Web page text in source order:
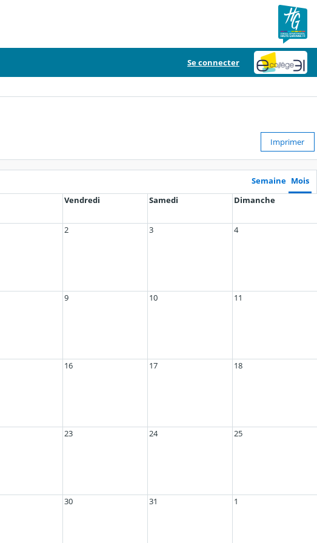
Se connecter
Imprimer
Semaine Mois
Vendredi Samedi Dimanche
2 3 4
9 10 11
16 17 18
23 24 25
30 31 1